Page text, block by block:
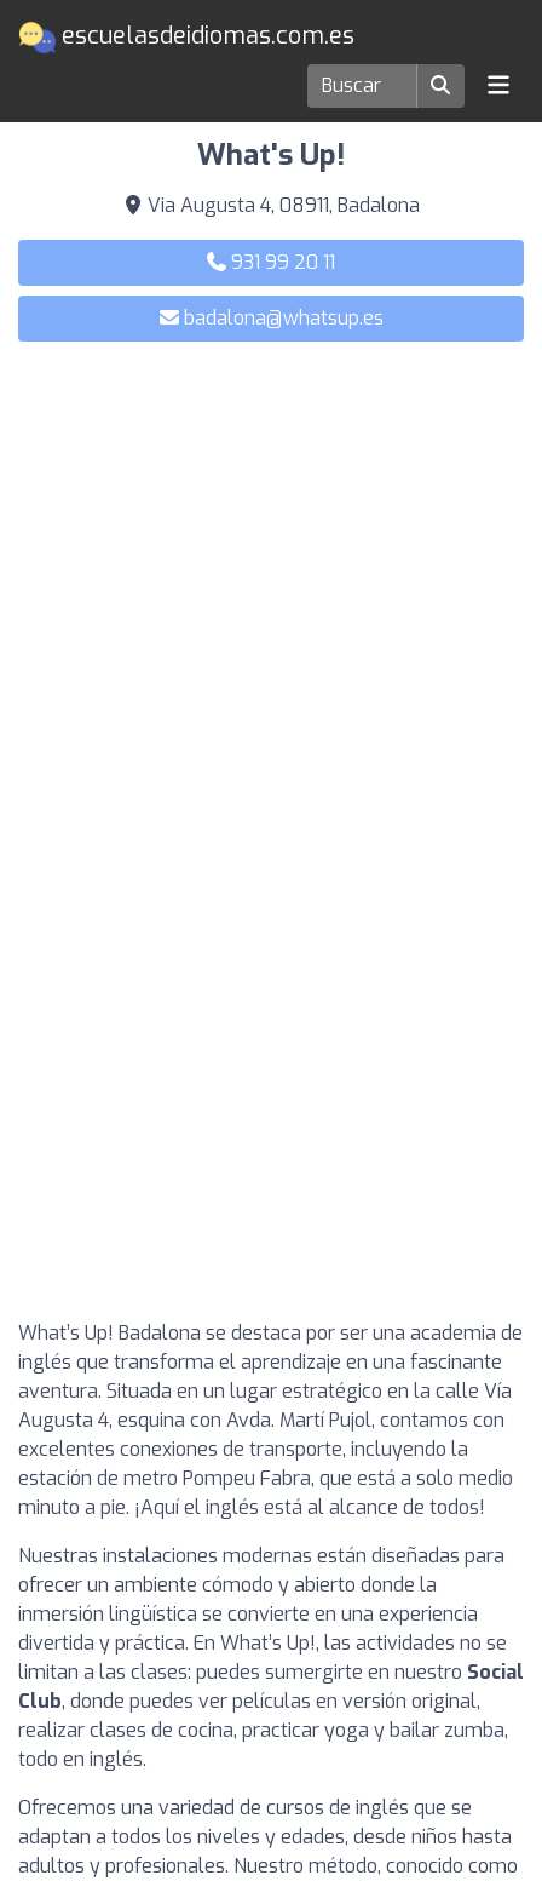
escuelasdeidiomas.com.es
Escuelas de idiomas en Badalona
What's Up!
Via Augusta 4, 08911, Badalona
931 99 20 11
badalona@whatsup.es
What’s Up! Badalona se destaca por ser una academia de
inglés que transforma el aprendizaje en una fascinante
aventura. Situada en un lugar estratégico en la calle Vía
Augusta 4, esquina con Avda. Martí Pujol, contamos con
excelentes conexiones de transporte, incluyendo la
estación de metro Pompeu Fabra, que está a solo medio
minuto a pie. ¡Aquí el inglés está al alcance de todos!
Nuestras instalaciones modernas están diseñadas para
ofrecer un ambiente cómodo y abierto donde la
inmersión lingüística se convierte en una experiencia
divertida y práctica. En What’s Up!, las actividades no se
limitan a las clases: puedes sumergirte en nuestro Social
Club, donde puedes ver películas en versión original,
realizar clases de cocina, practicar yoga y bailar zumba,
todo en inglés.
Ofrecemos una variedad de cursos de inglés que se
adaptan a todos los niveles y edades, desde niños hasta
adultos y profesionales. Nuestro método, conocido como